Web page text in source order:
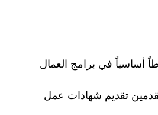
أساسياً في برامج العمال
تقديم شهادات عمل